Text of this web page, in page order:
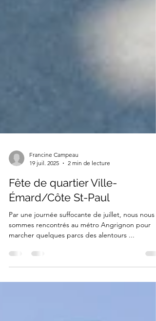
19 juil. 2025
2 min de lecture
Fête de quartier Ville-
Émard/Côte St-Paul
Par une journée suffocante de juillet, nous nous
marcher quelques parcs des alentours ...